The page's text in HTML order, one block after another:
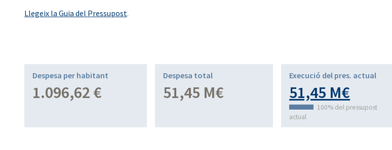
Llegeix la Guia del Pressupost.
Despesa per habitant
1.096,62 €
Despesa total
51,45 M€
Execució del pres. actual
51,45 M€
100% del pressupost
actual